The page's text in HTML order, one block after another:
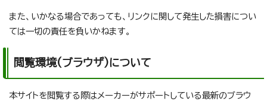
また、いかなる場合であっても、リンクに関して発生した損害につい
ては一切の責任を負いかねます。
閲覧環境(ブラウザ)について
本サイトを閲覧する際はメーカーがサポートしている最新のブラウ